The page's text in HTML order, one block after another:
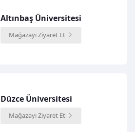
Altınbaş Üniversitesi
Mağazayı Ziyaret Et
Düzce Üniversitesi
Mağazayı Ziyaret Et